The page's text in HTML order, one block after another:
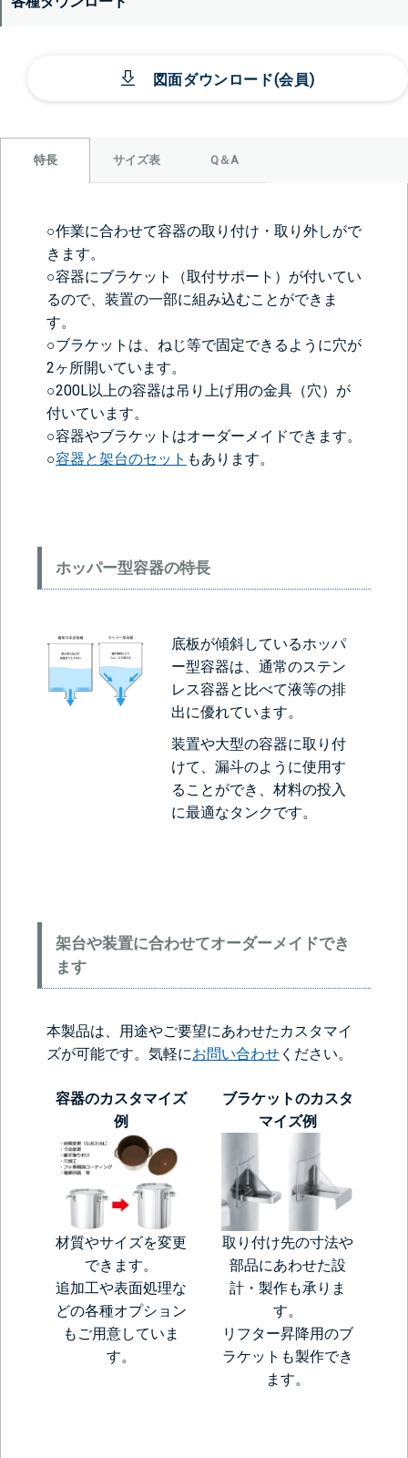
図面ダウンロード(会員)
特長 サイズ表 Q＆A
○作業に合わせて容器の取り付け・取り外しがで
きます。
○容器にブラケット（取付サポート）が付いてい
るので、装置の一部に組み込むことができま
す。
○ブラケットは、ねじ等で固定できるように穴が
2ヶ所開いています。
○200L以上の容器は吊り上げ用の金具（穴）が
付いています。
○容器やブラケットはオーダーメイドできます。
○容器と架台のセット もあります。
ホッパー型容器の特長
底板が傾斜しているホッパ
ー型容器は、通常のステン
レス容器と比べて液等の排
出に優れています。
装置や大型の容器に取り付
けて、漏斗のように使用す
ることができ、材料の投入
に最適なタンクです。
架台や装置に合わせてオーダーメイドでき
ます
本製品は、用途やご要望にあわせたカスタマイ
ズが可能です。気軽にお問い合わせ ください。
容器のカスタマイズ
例
材質やサイズを変更
できます。
追加工や表面処理な
どの各種オプション
もご用意していま
す。
ブラケットのカスタ
マイズ例
取り付け先の寸法や
部品にあわせた設
計・製作も承りま
す。
リフター昇降用のブ
ラケットも製作でき
ます。